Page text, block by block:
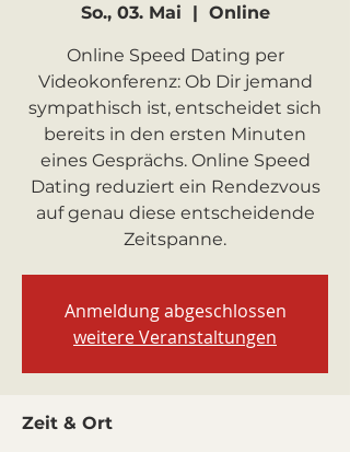
So., 03. Mai
  |
Online
Online Speed Dating per
Videokonferenz: Ob Dir jemand
sympathisch ist, entscheidet sich
bereits in den ersten Minuten
eines Gesprächs. Online Speed
Dating reduziert ein Rendezvous
auf genau diese entscheidende
Zeitspanne.
Anmeldung abgeschlossen
weitere Veranstaltungen
Zeit & Ort